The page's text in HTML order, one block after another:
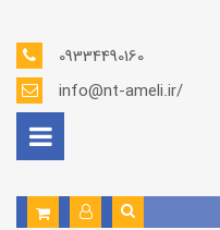
09334490160
info@nt-ameli.ir/